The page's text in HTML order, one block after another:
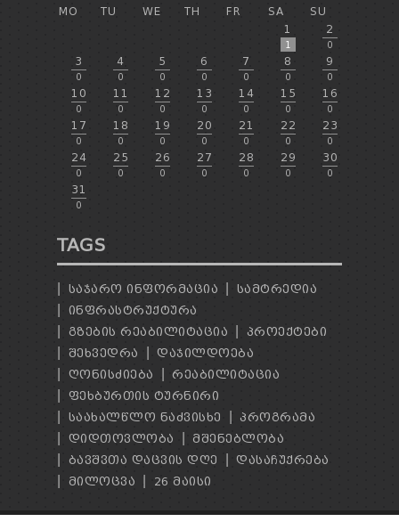
MO
TU WE TH FR SA
SU
1
1
2
0
3
0
4
0
5
0
6
0
7
0
8
0
9
0
10
0
11
0
12
0
13
0
14
0
15
0
16
0
17
0
18
0
19
0
20
0
21
0
22
0
23
0
24
0
25
0
26
0
27
0
28
0
29
0
30
0
31
0
TAGS
ᲡᲐᲯᲐᲠᲝ ᲘᲜᲤᲝᲠᲛᲐᲪᲘᲐ
ᲡᲐᲛᲢᲠᲔᲓᲘᲐ
ᲘᲜᲤᲠᲐᲡᲢᲠᲣᲥᲢᲣᲠᲐ
ᲒᲖᲔᲑᲘᲡ ᲠᲔᲐᲑᲘᲚᲘᲢᲐᲪᲘᲐ
ᲞᲠᲝᲔᲥᲢᲔᲑᲘ
ᲨᲔᲮᲕᲔᲓᲠᲐ
ᲓᲐᲯᲘᲚᲓᲝᲔᲑᲐ
ᲦᲝᲜᲘᲡᲫᲘᲔᲑᲐ
ᲠᲔᲐᲑᲘᲚᲘᲢᲐᲪᲘᲐ
ᲤᲔᲮᲑᲣᲠᲗᲘᲡ ᲢᲣᲠᲜᲘᲠᲘ
ᲡᲐᲐᲮᲐᲚᲬᲚᲝ ᲜᲐᲫᲕᲘᲡᲮᲔ
ᲞᲠᲝᲒᲠᲐᲛᲐ
ᲓᲘᲓᲗᲝᲕᲚᲝᲑᲐ
ᲛᲨᲔᲜᲔᲑᲚᲝᲑᲐ
ᲑᲐᲕᲨᲕᲗᲐ ᲓᲐᲪᲕᲘᲡ ᲓᲦᲔ
ᲓᲐᲡᲐᲩᲣᲥᲠᲔᲑᲐ
ᲛᲘᲚᲝᲪᲕᲐ
26 ᲛᲐᲘᲡᲘ